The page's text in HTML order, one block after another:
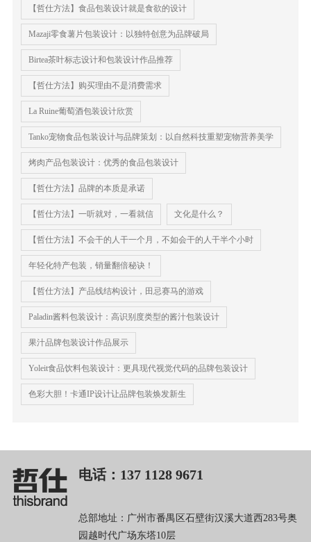
【哲仕方法】食品包装设计就是食欲的设计
Mazaji零食薯片包装设计：以独特创意为品牌破局
Birtea茶叶标志设计和包装设计作品推荐
【哲仕方法】购买理由不是消费需求
La Ruine葡萄酒包装设计欣赏
Tanko宠物食品包装设计与品牌策划：以自然科技重塑宠物营养美学
烤肉产品包装设计：优秀的食品包装设计
【哲仕方法】品牌的本质是承诺
【哲仕方法】一听就对，一看就信 文化是什么？
【哲仕方法】不会干的人干一个月，不如会干的人干半个小时
年轻化特产包装，销量翻倍秘诀！
【哲仕方法】产品线结构设计，田忌赛马的游戏
Paladin酱料包装设计：高识别度类型的酱汁包装设计
果汁品牌包装设计作品展示
Yoleit食品饮料包装设计：更具现代视觉代码的品牌包装设计
色彩大胆！卡通IP设计让品牌包装焕发新生
电话：137 1128 9671
总部地址：广州市番禺区石壁街汉溪大道西283号奥
园越时代广场东塔10层